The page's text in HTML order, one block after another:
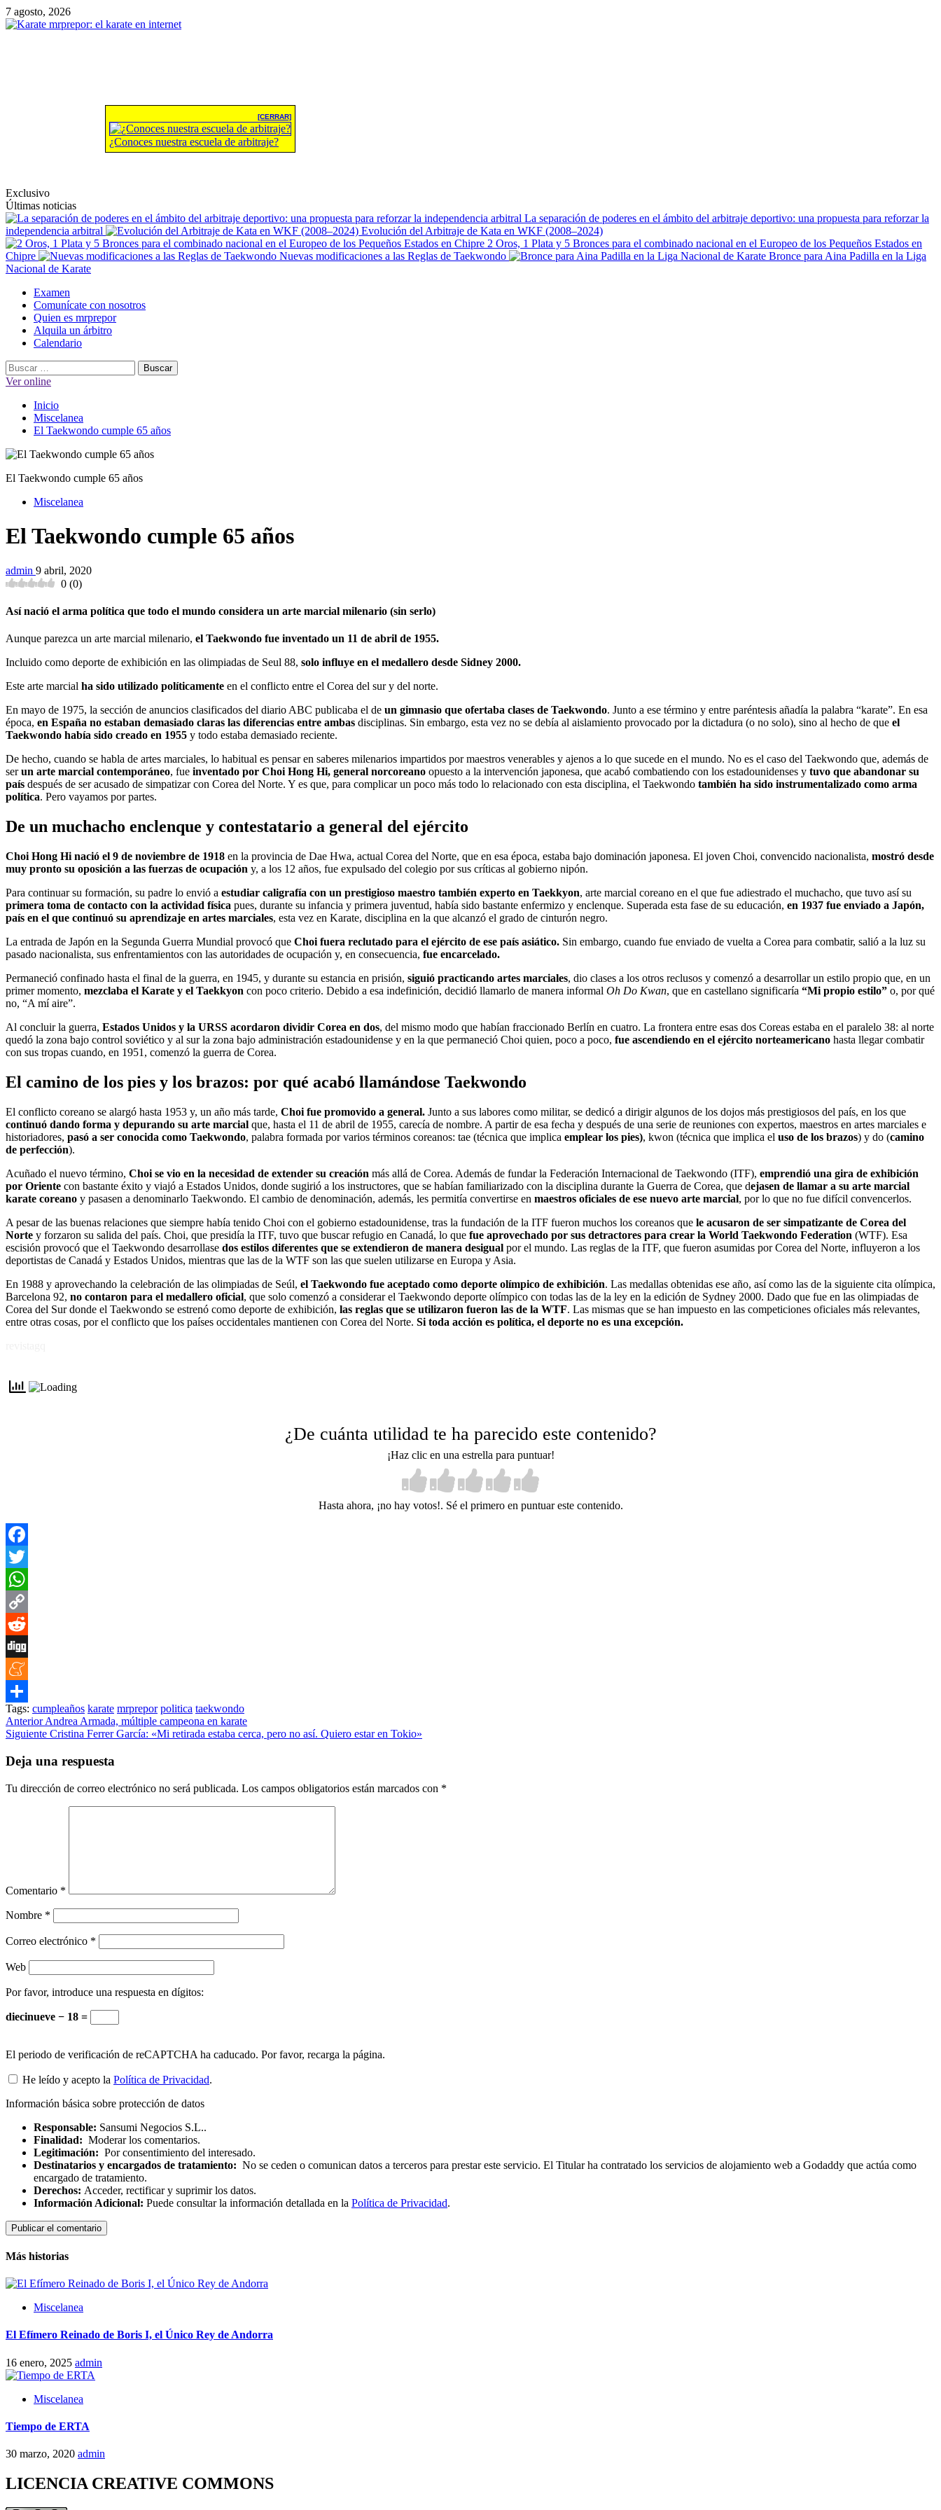
[CERRAR]
¿Conoces nuestra escuela de arbitraje?
Saltar
al
7 agosto, 2026
Karate mrprepor: el karate en internet
Exclusivo
Últimas noticias
La separación de poderes en el ámbito del arbitraje deportivo: una propuesta para reforzar la
independencia arbitral
Evolución del Arbitraje de Kata en WKF (2008–2024)
2 Oros, 1 Plata y 5 Bronces para el combinado nacional en el Europeo de los Pequeños Estados en
Chipre
Nuevas modificaciones a las Reglas de Taekwondo
Bronce para Aina Padilla en la Liga
Nacional de Karate
Menú
principal
Examen
Comunícate con nosotros
Quien es mrprepor
Alquila un árbitro
Calendario
Buscar:
Ver online
Inicio
Miscelanea
El Taekwondo cumple 65 años
El Taekwondo cumple 65 años
Miscelanea
El Taekwondo cumple 65 años
admin 9 abril, 2020
0 (0)
Así nació el arma política que todo el mundo considera un arte marcial milenario (sin serlo)
Aunque parezca un arte marcial milenario, el Taekwondo fue inventado un 11 de abril de 1955.
Incluido como deporte de exhibición en las olimpiadas de Seul 88, solo influye en el medallero desde Sidney 2000.
Este arte marcial ha sido utilizado políticamente en el conflicto entre el Corea del sur y del norte.
En mayo de 1975, la sección de anuncios clasificados del diario ABC publicaba el de un gimnasio que ofertaba clases de Taekwondo. Junto a ese término y entre paréntesis añadía la palabra “karate”. En esa
época, en España no estaban demasiado claras las diferencias entre ambas disciplinas. Sin embargo, esta vez no se debía al aislamiento provocado por la dictadura (o no solo), sino al hecho de que el
Taekwondo había sido creado en 1955 y todo estaba demasiado reciente.
De hecho, cuando se habla de artes marciales, lo habitual es pensar en saberes milenarios impartidos por maestros venerables y ajenos a lo que sucede en el mundo. No es el caso del Taekwondo que, además de
serun arte marcial contemporáneo, fue inventado por Choi Hong Hi, general norcoreano opuesto a la intervención japonesa, que acabó combatiendo con los estadounidenses y tuvo que abandonar su
país después de ser acusado de simpatizar con Corea del Norte. Y es que, para complicar un poco más todo lo relacionado con esta disciplina, el Taekwondo también ha sido instrumentalizado como arma
política. Pero vayamos por partes.
De un muchacho enclenque y contestatario a general del ejército
Choi Hong Hi nació el 9 de noviembre de 1918 en la provincia de Dae Hwa, actual Corea del Norte, que en esa época, estaba bajo dominación japonesa. El joven Choi, convencido nacionalista, mostró desde
muy pronto su oposición a las fuerzas de ocupación y, a los 12 años, fue expulsado del colegio por sus críticas al gobierno nipón.
Para continuar su formación, su padre lo envió a estudiar caligrafía con un prestigioso maestro también experto en Taekkyon, arte marcial coreano en el que fue adiestrado el muchacho, que tuvo así su
primera toma de contacto con la actividad física pues, durante su infancia y primera juventud, había sido bastante enfermizo y enclenque. Superada esta fase de su educación, en 1937 fue enviado a Japón,
país en el que continuó su aprendizaje en artes marciales, esta vez en Karate, disciplina en la que alcanzó el grado de cinturón negro.
La entrada de Japón en la Segunda Guerra Mundial provocó que Choi fuera reclutado para el ejército de ese país asiático. Sin embargo, cuando fue enviado de vuelta a Corea para combatir, salió a la luz su
pasado nacionalista, sus enfrentamientos con las autoridades de ocupación y, en consecuencia, fue encarcelado.
Permaneció confinado hasta el final de la guerra, en 1945, y durante su estancia en prisión, siguió practicando artes marciales, dio clases a los otros reclusos y comenzó a desarrollar un estilo propio que, en un
primer momento, mezclaba el Karate y el Taekkyon con poco criterio. Debido a esa indefinición, decidió llamarlo de manera informal Oh Do Kwan, que en castellano significaría “Mi propio estilo” o, por qué
no, “A mí aire”.
Al concluir la guerra, Estados Unidos y la URSS acordaron dividir Corea en dos, del mismo modo que habían fraccionado Berlín en cuatro. La frontera entre esas dos Coreas estaba en el paralelo 38: al norte
quedó la zona bajo control soviético y al sur la zona bajo administración estadounidense y en la que permaneció Choi quien, poco a poco, fue ascendiendo en el ejército norteamericano hasta llegar combatir
con sus tropas cuando, en 1951, comenzó la guerra de Corea.
El camino de los pies y los brazos: por qué acabó llamándose Taekwondo
El conflicto coreano se alargó hasta 1953 y, un año más tarde, Choi fue promovido a general. Junto a sus labores como militar, se dedicó a dirigir algunos de los dojos más prestigiosos del país, en los que
continuó dando forma y depurando su arte marcial que, hasta el 11 de abril de 1955, carecía de nombre. A partir de esa fecha y después de una serie de reuniones con expertos, maestros en artes marciales e
historiadores, pasó a ser conocida como Taekwondo, palabra formada por varios términos coreanos: tae (técnica que implica emplear los pies), kwon (técnica que implica el uso de los brazos) y do (camino
de perfección).
Acuñado el nuevo término, Choi se vio en la necesidad de extender su creación más allá de Corea. Además de fundar la Federación Internacional de Taekwondo (ITF), emprendió una gira de exhibición
por Oriente con bastante éxito y viajó a Estados Unidos, donde sugirió a los instructores, que se habían familiarizado con la disciplina durante la Guerra de Corea, que dejasen de llamar a su arte marcial
karate coreano y pasasen a denominarlo Taekwondo. El cambio de denominación, además, les permitía convertirse en maestros oficiales de ese nuevo arte marcial, por lo que no fue difícil convencerlos.
A pesar de las buenas relaciones que siempre había tenido Choi con el gobierno estadounidense, tras la fundación de la ITF fueron muchos los coreanos que le acusaron de ser simpatizante de Corea del
Norte y forzaron su salida del país. Choi, que presidía la ITF, tuvo que buscar refugio en Canadá, lo que fue aprovechado por sus detractores para crear la World Taekwondo Federation (WTF). Esa
escisión provocó que el Taekwondo desarrollase dos estilos diferentes que se extendieron de manera desigual por el mundo. Las reglas de la ITF, que fueron asumidas por Corea del Norte, influyeron a los
deportistas de Canadá y Estados Unidos, mientras que las de la WTF son las que suelen utilizarse en Europa y Asia.
En 1988 y aprovechando la celebración de las olimpiadas de Seúl, el Taekwondo fue aceptado como deporte olímpico de exhibición. Las medallas obtenidas ese año, así como las de la siguiente cita olímpica,
Barcelona 92, no contaron para el medallero oficial, que solo comenzó a considerar el Taekwondo deporte olímpico con todas las de la ley en la edición de Sydney 2000. Dado que fue en las olimpiadas de
Corea del Sur donde el Taekwondo se estrenó como deporte de exhibición, las reglas que se utilizaron fueron las de la WTF. Las mismas que se han impuesto en las competiciones oficiales más relevantes,
entre otras cosas, por el conflicto que los países occidentales mantienen con Corea del Norte. Si toda acción es política, el deporte no es una excepción.
¿De cuánta utilidad te ha parecido este contenido?
¡Haz clic en una estrella para puntuar!
Hasta ahora, ¡no hay votos!. Sé el primero en puntuar este contenido.
Facebook
Twitter
WhatsApp
Copy
Link
Reddit
Digg
Meneame
Compartir
Tags: cumpleaños karate mrprepor politica taekwondo
Post
navigation
AnteriorAndrea Armada, múltiple campeona en karate
Siguiente Cristina Ferrer García: «Mi retirada estaba cerca, pero no así. Quiero estar en Tokio»
Deja una respuesta
Tu dirección de correo electrónico no será publicada. Los campos obligatorios están marcados con *
Comentario *
Nombre *
Correo electrónico *
Web
Por favor, introduce una respuesta en dígitos:
diecinueve − 18 =
El periodo de verificación de reCAPTCHA ha caducado. Por favor, recarga la página.
He leído y acepto la Política de Privacidad.
Información básica sobre protección de datos
Responsable: Sansumi Negocios S.L..
Finalidad: Moderar los comentarios.
Legitimación: Por consentimiento del interesado.
Destinatarios y encargados de tratamiento: No se ceden o comunican datos a terceros para prestar este servicio. El Titular ha contratado los servicios de alojamiento web a Godaddy que actúa como
encargado de tratamiento.
Derechos: Acceder, rectificar y suprimir los datos.
Información Adicional: Puede consultar la información detallada en la Política de Privacidad.
Más historias
Miscelanea
El Efímero Reinado de Boris I, el Único Rey de Andorra
16 enero, 2025 admin
Miscelanea
Tiempo de ERTA
30 marzo, 2020 admin
LICENCIA CREATIVE COMMONS